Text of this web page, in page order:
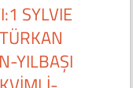
SYLVIE
YILBAŞI